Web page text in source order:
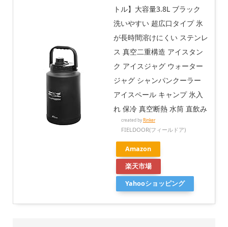
トル】大容量3.8L ブラック
洗いやすい 超広口タイプ 氷
が長時間溶けにくい ステンレ
ス 真空二重構造 アイスタン
ク アイスジャグ ウォーター
ジャグ シャンパンクーラー
アイスペール キャンプ 氷入
れ 保冷 真空断熱 水筒 直飲み
created byRinker
FIELDOOR(フィールドア)
Amazon
楽天市場
Yahooショッピング